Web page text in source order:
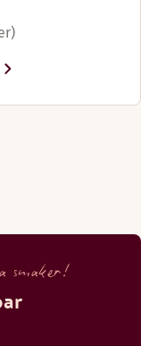
smaker!